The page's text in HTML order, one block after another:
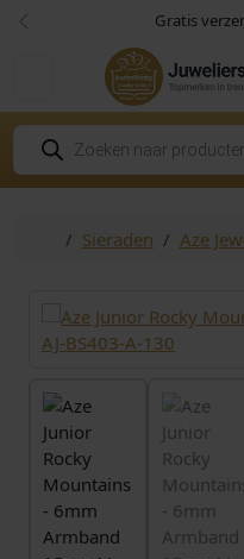
Skip to content
Skip to footer Gratis
Vorige
P
o
d
HomeSieraden Aze